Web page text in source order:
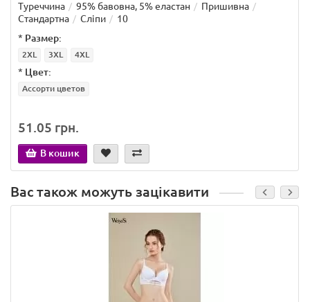
Туреччина 95% бавовна, 5% еластан
Пришивна
Стандартна
Сліпи
10
* Размер:
2XL 3XL 4XL
* Цвет:
Ассорти цветов
51.05 грн.
В кошик
Вас також можуть зацікавити